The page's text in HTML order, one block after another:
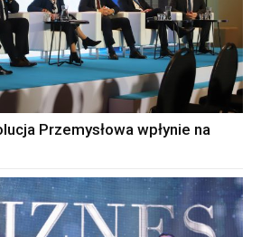
Przemysłowa wpłynie na